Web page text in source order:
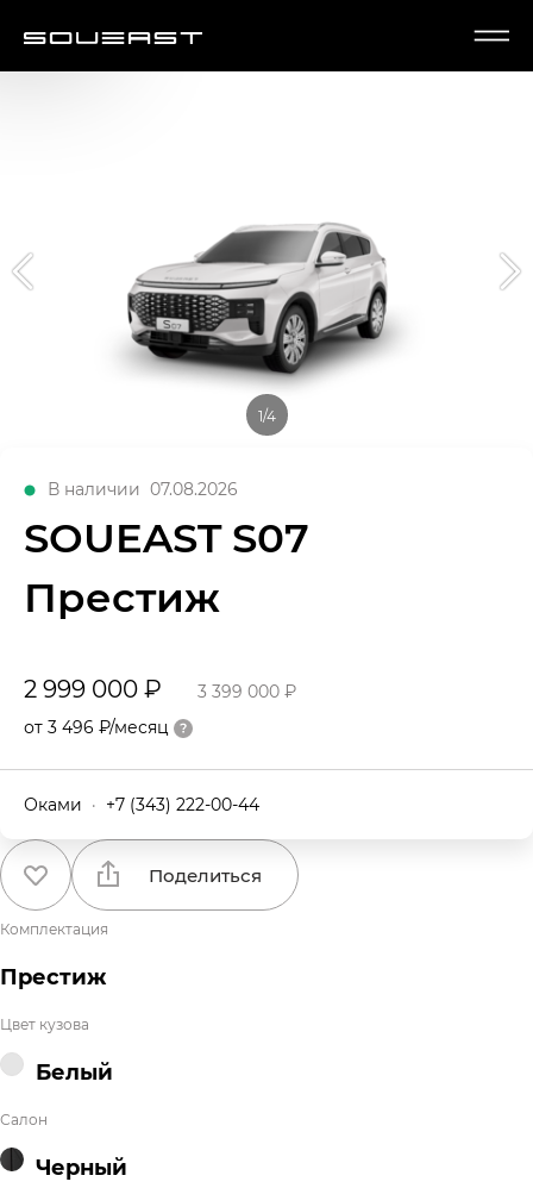
1/4
В наличии 07.08.2026
SOUEAST S07
Престиж
2 999 000 ₽
3 399 000 ₽
от 3 496 ₽/месяц
Оками · +7 (343) 222-00-44
Поделиться
Комплектация
Престиж
Цвет кузова
Белый
Салон
Черный